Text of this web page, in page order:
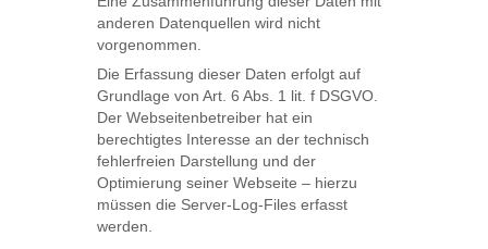
anderen Datenquellen wird nicht
vorgenommen.
Die Erfassung dieser Daten erfolgt auf
Grundlage von Art. 6 Abs. 1 lit. f DSGVO.
Der Webseitenbetreiber hat ein
berechtigtes Interesse an der technisch
fehlerfreien Darstellung und der
Optimierung seiner Webseite – hierzu
müssen die Server-Log-Files erfasst
werden.